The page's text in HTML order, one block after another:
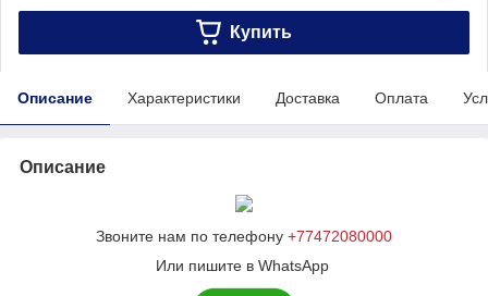
Купить
Описание Характеристики Доставка Оплата
Описание
Звоните нам по телефону +77472080000
Или пишите в WhatsApp